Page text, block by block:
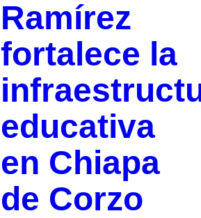
Ramírez
fortalece la
educativa
en Chiapa
de Corzo